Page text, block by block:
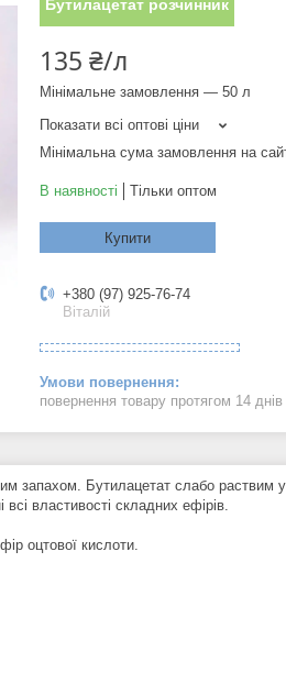
Бутилацетат розчинник
135 ₴/л
Мінімальне замовлення — 50 л
Показати всі оптові ціни
Мінімальна сума замовлення на
В наявності Тільки оптом
Купити
+380 (97) 925-76-74
Віталій
повернення товару протягом 14 днів
запахом. Бутилацетат слабо раствим
властивості складних ефірів.
оцтової кислоти.